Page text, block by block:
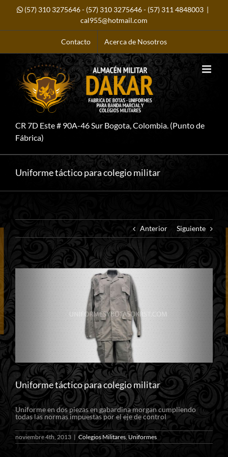
(57) 310 3275646- (57) 310 3275646- (57) 311 4848003 |
cal955@hotmail.com
Contacto Acerca de Nosotros
CR 7D Este # 90A-46 Sur Bogota, Colombia. (Punto de
Fábrica)
Uniforme táctico para colegio militar
Anterior Siguiente
Ver
grande
Uniforme táctico para colegio militar
Uniforme en dos piezas en gabardina morgan cumpliendo
todas las normas impuestas por el eje de control
noviembre 4th, 2013 | Colegios Militares, Uniformes